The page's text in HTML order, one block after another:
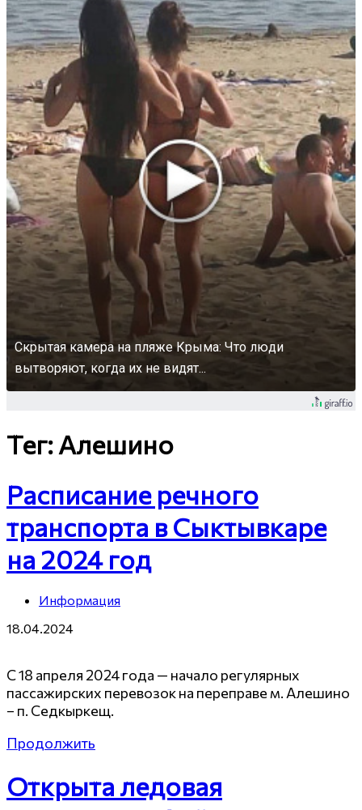
Скрытая камера на пляже Крыма: Что люди
вытворяют, когда их не видят...
Тег: Алешино
Расписание речного
транспорта в Сыктывкаре
на 2024 год
Информация
18.04.2024
С 18 апреля 2024 года — начало регулярных
пассажирских перевозок на переправе м. Алешино
– п. Седкыркещ.
Продолжить
Открыта ледовая